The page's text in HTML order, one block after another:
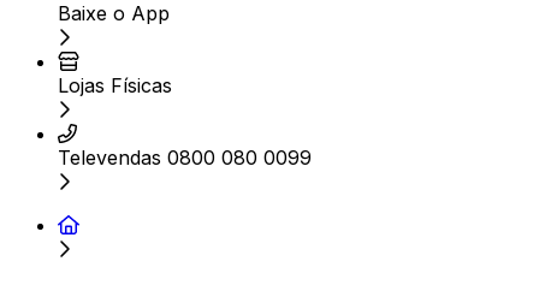
Baixe o App
Lojas Físicas
Televendas 0800 080 0099